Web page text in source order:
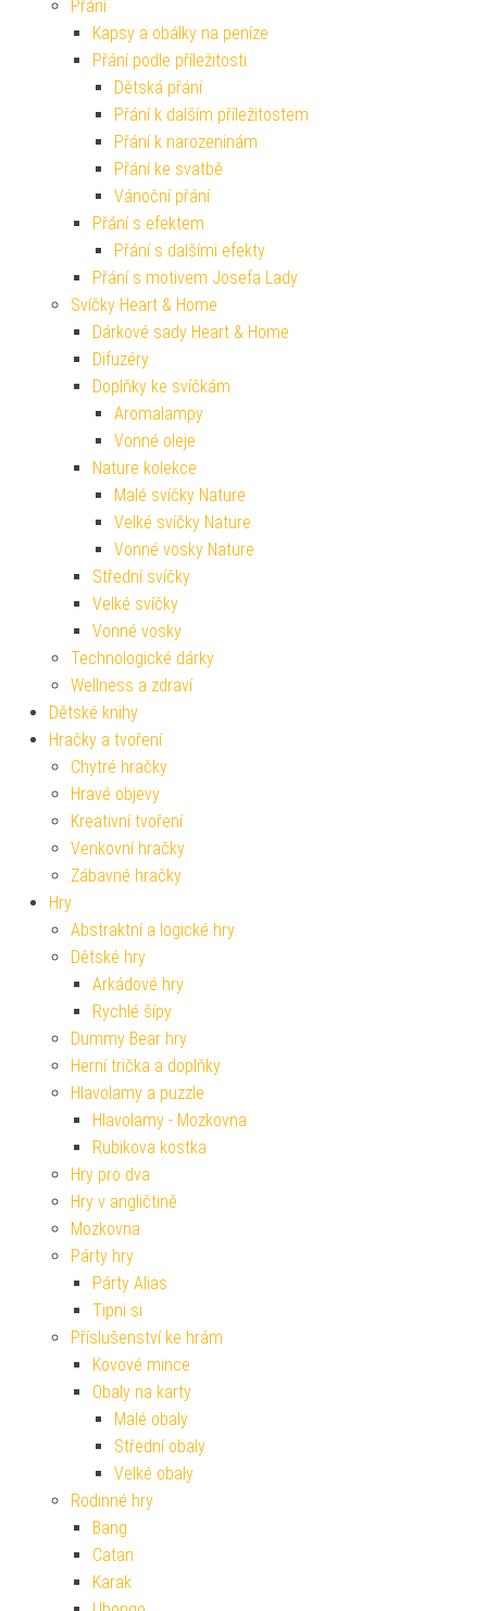
Přání
Kapsy a obálky na peníze
Přání podle příležitosti
Dětská přání
Přání k dalším příležitostem
Přání k narozeninám
Přání ke svatbě
Vánoční přání
Přání s efektem
Přání s dalšími efekty
Přání s motivem Josefa Lady
Svíčky Heart & Home
Dárkové sady Heart & Home
Difuzéry
Doplňky ke svíčkám
Aromalampy
Vonné oleje
Nature kolekce
Malé svíčky Nature
Velké svíčky Nature
Vonné vosky Nature
Střední svíčky
Velké svíčky
Vonné vosky
Technologické dárky
Wellness a zdraví
Dětské knihy
Hračky a tvoření
Chytré hračky
Hravé objevy
Kreativní tvoření
Venkovní hračky
Zábavné hračky
Hry
Abstraktní a logické hry
Dětské hry
Arkádové hry
Rychlé šípy
Dummy Bear hry
Herní trička a doplňky
Hlavolamy a puzzle
Hlavolamy - Mozkovna
Rubikova kostka
Hry pro dva
Hry v angličtině
Mozkovna
Párty hry
Párty Alias
Tipni si
Příslušenství ke hrám
Kovové mince
Obaly na karty
Malé obaly
Střední obaly
Velké obaly
Rodinné hry
Bang
Catan
Karak